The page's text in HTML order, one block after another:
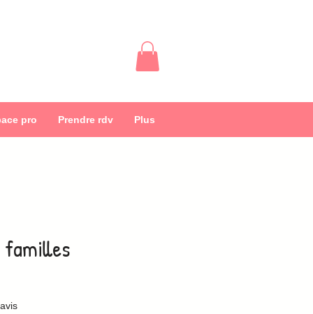
pro Prendre rdv Plus
familles
cinq étoiles selon 2 avis